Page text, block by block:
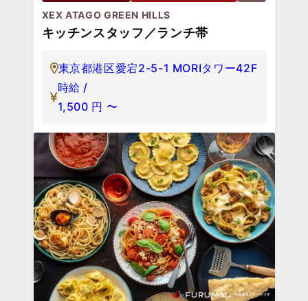
XEX ATAGO GREEN HILLS
キッチンスタッフ／ランチ帯
東京都港区愛宕2-5-1 MORIタワー42F
時給 /
1,500 円 〜